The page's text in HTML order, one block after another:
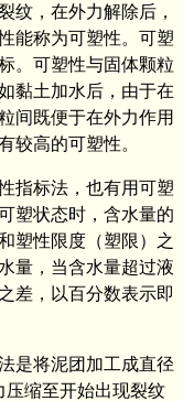
纹，在外力解除后，
能称为可塑性。可塑
。可塑性与固体颗粒
黏土加水后，由于在
间既便于在外力作用
较高的可塑性。
指标法，也有用可塑
塑状态时，含水量的
塑性限度（塑限）之
量，当含水量超过液
差，以百分数表示即
是将泥团加工成直径
压缩至开始出现裂纹